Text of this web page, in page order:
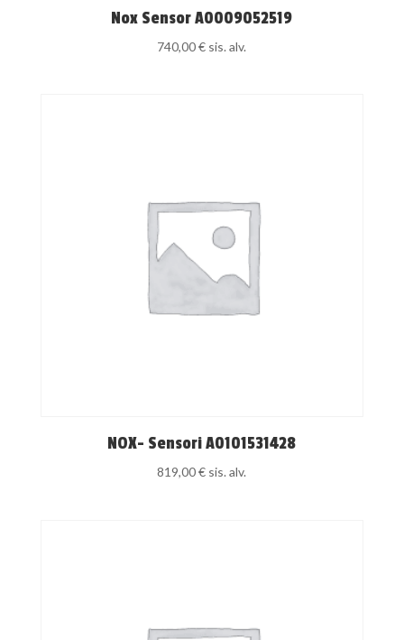
Nox Sensor A0009052519
740,00€ sis. alv.
NOX- Sensori A0101531428
819,00€ sis. alv.